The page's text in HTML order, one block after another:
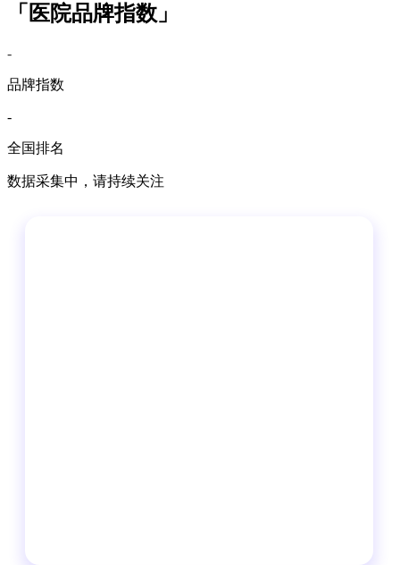
「医院品牌指数」
-
品牌指数
-
全国排名
数据采集中，请持续关注